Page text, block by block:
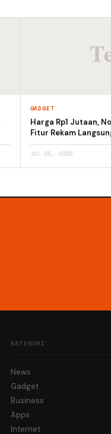
GADGET
Harga Rp1 Jutaan,
Fitur Rekam
JUL 28, 2026
KATEGORI
News
Gadget
Business
Apps
Internet